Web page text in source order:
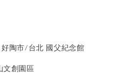
好陶市/台北 國父紀念館
文創園區